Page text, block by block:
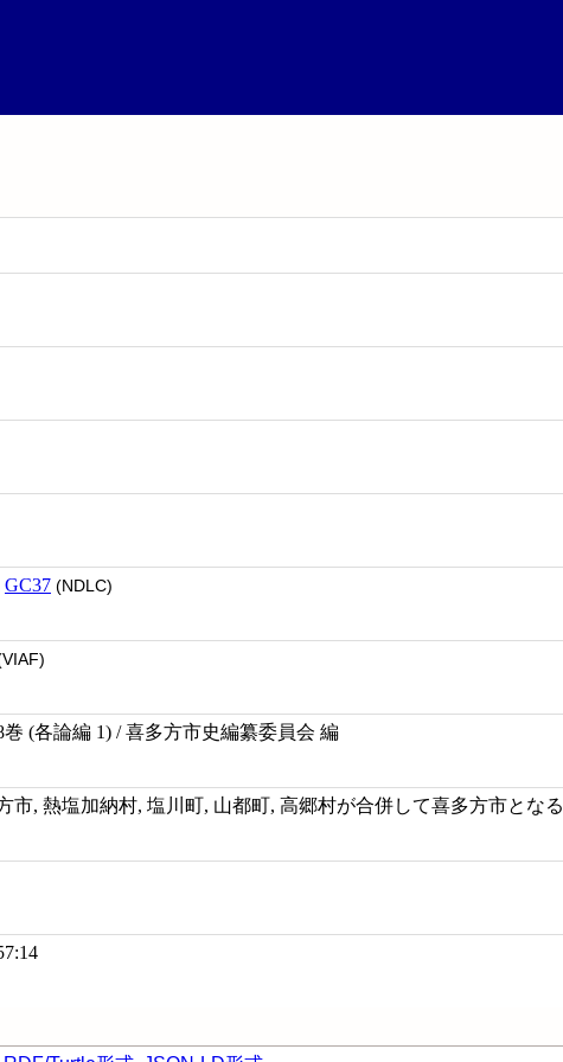
GC37 (NDLC)
(各論編 1) / 喜多方市史編纂委員会 編
市, 熱塩加納村, 塩川町, 山都町, 高郷村が合併して喜多方市となる